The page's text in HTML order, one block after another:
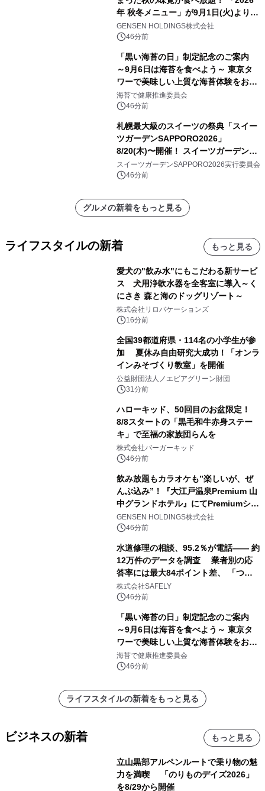
年 秋冬メニュー」が9月1日(火)より提
供スタート
GENSEN HOLDINGS株式会社
46分前
「黒い海苔の日」制定記念のご案内
～9月6日は海苔を食べよう～ 東京タ
ワーで美味しい上質な海苔体験をお届
けします！
海苔で健康推進委員会
46分前
札幌最大級のスイーツの祭典「スイー
ツガーデンSAPPORO2026」
8/20(木)〜開催！ スイーツガーデン史
上最多50種のコラボケーキが集結／前
日8/19(水)メディア試食会も初開催
スイーツガーデンSAPPORO2026実行委員会
46分前
グルメの新着をもっと見る
ライフスタイルの新着 もっと見る
愛犬の"飲み水"にもこだわる新サービ
ス 犬用浄軟水器を全客室に導入～く
にさき 森と海のドッグリゾート～
株式会社リロバケーションズ
16分前
全国39都道府県・114名の小学生が参
加 夏休み自由研究大成功！「オンラ
インみそづくり教室」を開催
公益財団法人ノエビアグリーン財団
31分前
ハローキッド、50回目のお盆限定！
8/8スタートの「黒毛和牛赤身ステー
キ」で至福の家族団らんを
株式会社バーガーキッド
46分前
飲み放題もカラオケも”楽しいが、ぜ
んぶ込み”！『大江戸温泉Premium 山
中グランドホテル』にてPremiumシリ
ーズ初のオールインクルーシブ導入
GENSEN HOLDINGS株式会社
46分前
水道修理の相談、95.2％が電話―― 約
12万件のデータを調査 業者別の応
答率には最大84ポイント差、 「つな
がりやすさ」も選定基準に
株式会社SAFELY
46分前
「黒い海苔の日」制定記念のご案内
～9月6日は海苔を食べよう～ 東京タ
ワーで美味しい上質な海苔体験をお届
けします！
海苔で健康推進委員会
46分前
ライフスタイルの新着をもっと見る
ビジネスの新着 もっと見る
立山黒部アルペンルートで乗り物の魅
力を満喫 「のりものデイズ2026」
を8/29から開催